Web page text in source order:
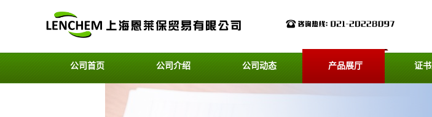
公司首页 公司介绍 公司动态 产品展厅 证